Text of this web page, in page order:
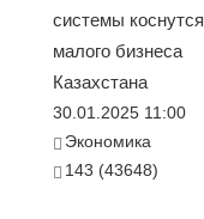
системы коснутся
малого бизнеса
Казахстана
30.01.2025 11:00
Экономика
143 (43648)